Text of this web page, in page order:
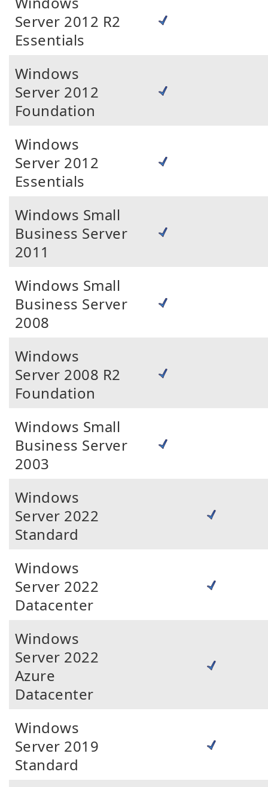
Server 2012 R2
Essentials
Windows
Server 2012
Foundation
Windows
Server 2012
Essentials
Windows Small
Business Server
2011
Windows Small
Business Server
2008
Windows
Server 2008 R2
Foundation
Windows Small
Business Server
2003
Windows
Server 2022
Standard
Windows
Server 2022
Datacenter
Windows
Server 2022
Azure
Datacenter
Windows
Server 2019
Standard